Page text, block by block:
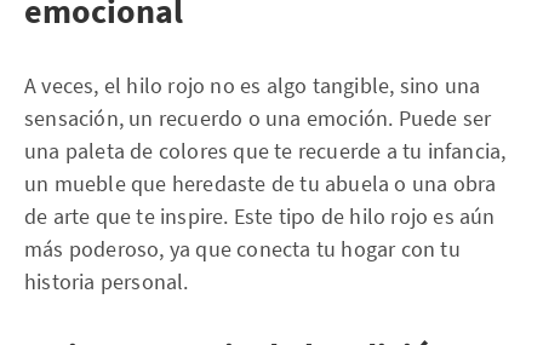
emocional
A veces, el hilo rojo no es algo tangible, sino una
sensación, un recuerdo o una emoción. Puede ser
una paleta de colores que te recuerde a tu infancia,
un mueble que heredaste de tu abuela o una obra
de arte que te inspire. Este tipo de hilo rojo es aún
más poderoso, ya que conecta tu hogar con tu
historia personal.